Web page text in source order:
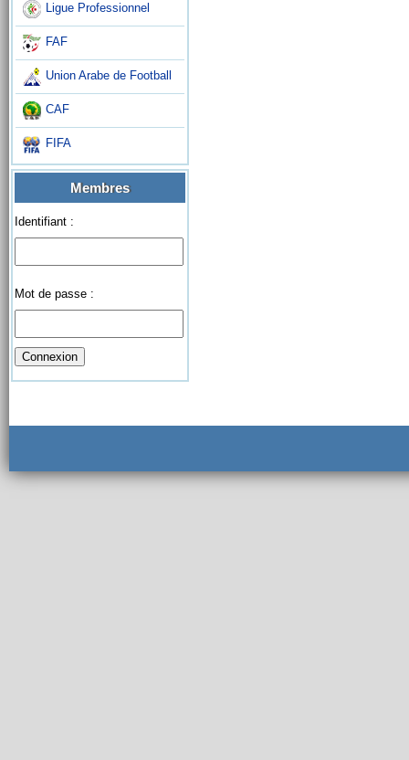
Ligue Professionnel
FAF
Union Arabe de Football
CAF
FIFA
Membres
Identifiant :
Mot de passe :